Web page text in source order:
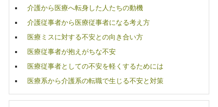
介護から医療へ転身した人たちの動機
介護従事者から医療従事者になる考え方
医療ミスに対する不安との向き合い方
医療従事者が抱えがちな不安
医療従事者としての不安を軽くするためには
医療系から介護系の転職で生じる不安と対策